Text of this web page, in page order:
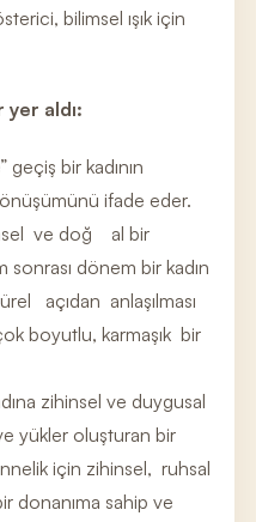
bilimsel ışık için
yer aldı:
geçiş bir kadının
ifade eder.
ve doğ al bir
dönem bir kadın
açıdan anlaşılması
boyutlu, karmaşık bir
zihinsel ve duygusal
yükler oluşturan bir
için zihinsel, ruhsal
donanıma sahip ve